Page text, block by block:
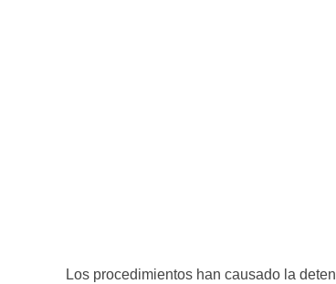
Los procedimientos han causado la